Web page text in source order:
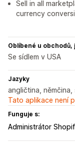
Sell in all
currency
Oblíbené u obchodů,
Se sídlem v USA
Jazyky
angličtina,
Tato aplikace není
Funguje s:
Administrátor